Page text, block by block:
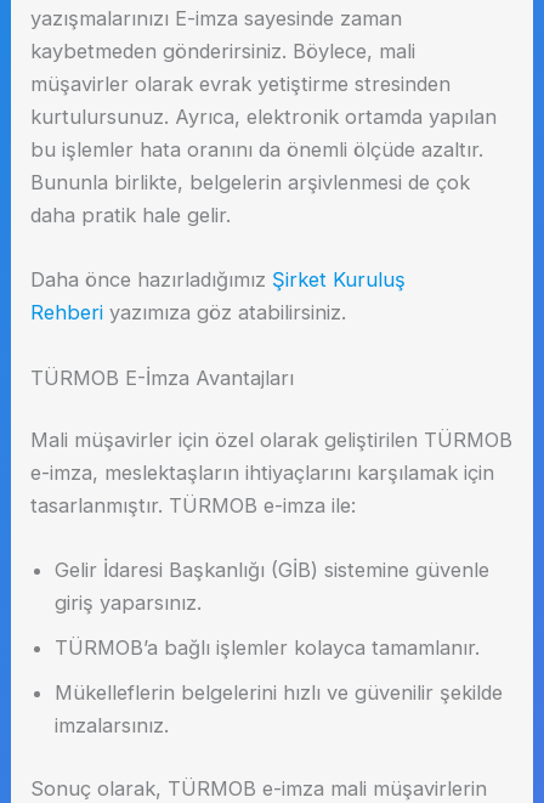
yazışmalarınızı E-imza sayesinde zaman
kaybetmeden gönderirsiniz. Böylece, mali
müşavirler olarak evrak yetiştirme stresinden
kurtulursunuz. Ayrıca, elektronik ortamda yapılan
bu işlemler hata oranını da önemli ölçüde azaltır.
Bununla birlikte, belgelerin arşivlenmesi de çok
daha pratik hale gelir.
Daha önce hazırladığımız Şirket Kuruluş
Rehberi yazımıza göz atabilirsiniz.
TÜRMOB E-İmza Avantajları
Mali müşavirler için özel olarak geliştirilen TÜRMOB
e-imza, meslektaşların ihtiyaçlarını karşılamak için
tasarlanmıştır. TÜRMOB e-imza ile:
Gelir İdaresi Başkanlığı (GİB) sistemine güvenle
giriş yaparsınız.
TÜRMOB’a bağlı işlemler kolayca tamamlanır.
Mükelleflerin belgelerini hızlı ve güvenilir şekilde
imzalarsınız.
Sonuç olarak, TÜRMOB e-imza mali müşavirlerin